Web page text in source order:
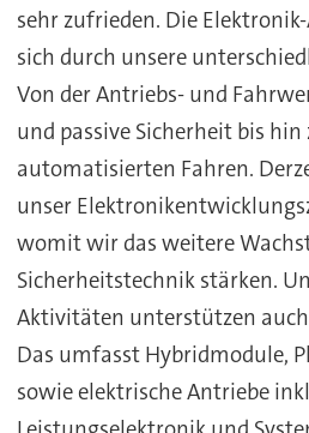
sehr zufrieden. Die
sich durch unsere
Von der Antriebs- und
und passive Sicherheit bis hin
automatisierten Fahren.
unser
womit wir das weitere
Sicherheitstechnik stärken.
Aktivitäten unterstützen
Das umfasst Hybridmodule,
sowie elektrische Antriebe